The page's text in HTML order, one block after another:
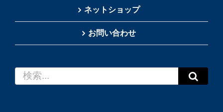
ネットショップ
お問い合わせ
索